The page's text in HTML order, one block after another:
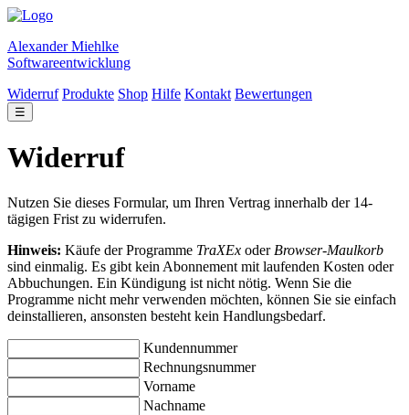
Alexander Miehlke
Softwareentwicklung
Widerruf Produkte Shop Hilfe Kontakt Bewertungen
☰
Widerruf
Nutzen Sie dieses Formular, um Ihren Vertrag innerhalb der 14-
tägigen Frist zu widerrufen.
Hinweis: Käufe der Programme TraXEx oder Browser-Maulkorb
sind einmalig. Es gibt kein Abonnement mit laufenden Kosten oder
Abbuchungen. Ein Kündigung ist nicht nötig. Wenn Sie die
Programme nicht mehr verwenden möchten, können Sie sie einfach
deinstallieren, ansonsten besteht kein Handlungsbedarf.
Kundennummer
Rechnungsnummer
Vorname
Nachname